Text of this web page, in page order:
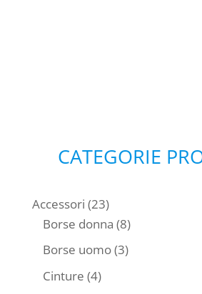
CATEGORIE
Accessori 2323
prodotti
Borse donna 88
prodotti
Borse uomo 33
Cinture 44